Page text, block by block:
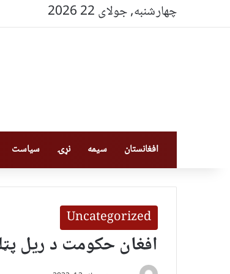
چهارشنبه, جولای 22 2026
افغانستان سیمه نړۍ سیاست
Uncategorized
افغان حکومت د ریل